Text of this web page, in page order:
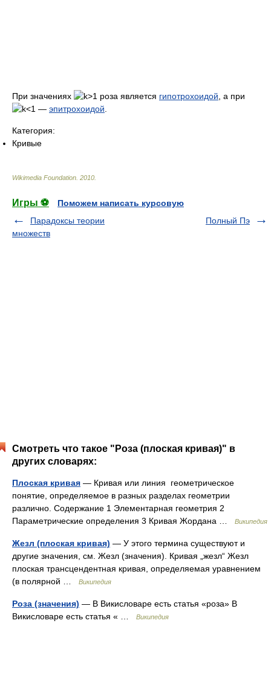
При значениях роза является гипотрохоидой , а при
— эпитрохоидой
Категория:
Кривые
Wikimedia Foundation 2010
Игры ⚽
Поможем написать курсовую
Парадоксы теории
множеств
Полный Пэ
Смотреть что такое "Роза (плоская кривая)" в
других словарях:
Плоская кривая — Кривая или линия геометрическое
понятие, определяемое в разных разделах геометрии
различно. Содержание 1 Элементарная геометрия 2
Параметрические определения 3 Кривая Жордана …
Википедия
Жезл (плоская кривая) — У этого термина существуют и
другие значения, см. Жезл (значения). Кривая „жезл“ Жезл
плоская трансцендентная кривая, определяемая уравнением
(в полярной …
Википедия
Роза (значения) — В Викисловаре есть статья «роза» В
Викисловаре есть статья « …
Википедия